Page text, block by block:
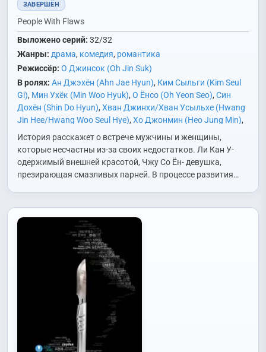
ЗАВЕРШЁН
People With Flaws
Выложено серий: 32/32
Жанры: драма, комедия, романтика
Режиссёр: О Джинсок (Oh Jin Suk)
В ролях: Ан Джэхён (Ahn Jae Hyun), Ким Сыльги (Kim Seul
Gi), Мин Ухёк (Min Woo Hyuk), О Ёнсо (Oh Yeon Seo), Син
Дохён (Shin Do Hyun), Хван Джинхи/Хван Усыльхе (Hwang
Jin Hee/Hwang Woo Seul Hye), Хо Джонмин (Heo Jung Min),
Чан Юсан (Jang Yoo Sang)
Инха (Cha In Ha)
История расскажет о встрече мужчины и женщины,
которые несчастны из-за своих недостатков. Ли Кан У-
одержимый внешней красотой, Чжу Со Ён- девушка,
презирающая смазливых парней. В процессе развития…